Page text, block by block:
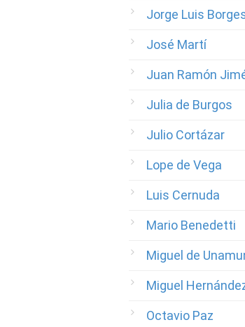
Jorge Luis
José Martí
Juan Ramón
Julia de Burgos
Julio Cortázar
Lope de Vega
Luis Cernuda
Mario Benedetti
Miguel de
Miguel
Octavio Paz